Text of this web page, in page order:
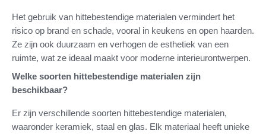
Het gebruik van hittebestendige materialen vermindert het
risico op brand en schade, vooral in keukens en open haarden.
Ze zijn ook duurzaam en verhogen de esthetiek van een
ruimte, wat ze ideaal maakt voor moderne interieurontwerpen.
Welke soorten hittebestendige materialen zijn
beschikbaar?
Er zijn verschillende soorten hittebestendige materialen,
waaronder keramiek, staal en glas. Elk materiaal heeft unieke